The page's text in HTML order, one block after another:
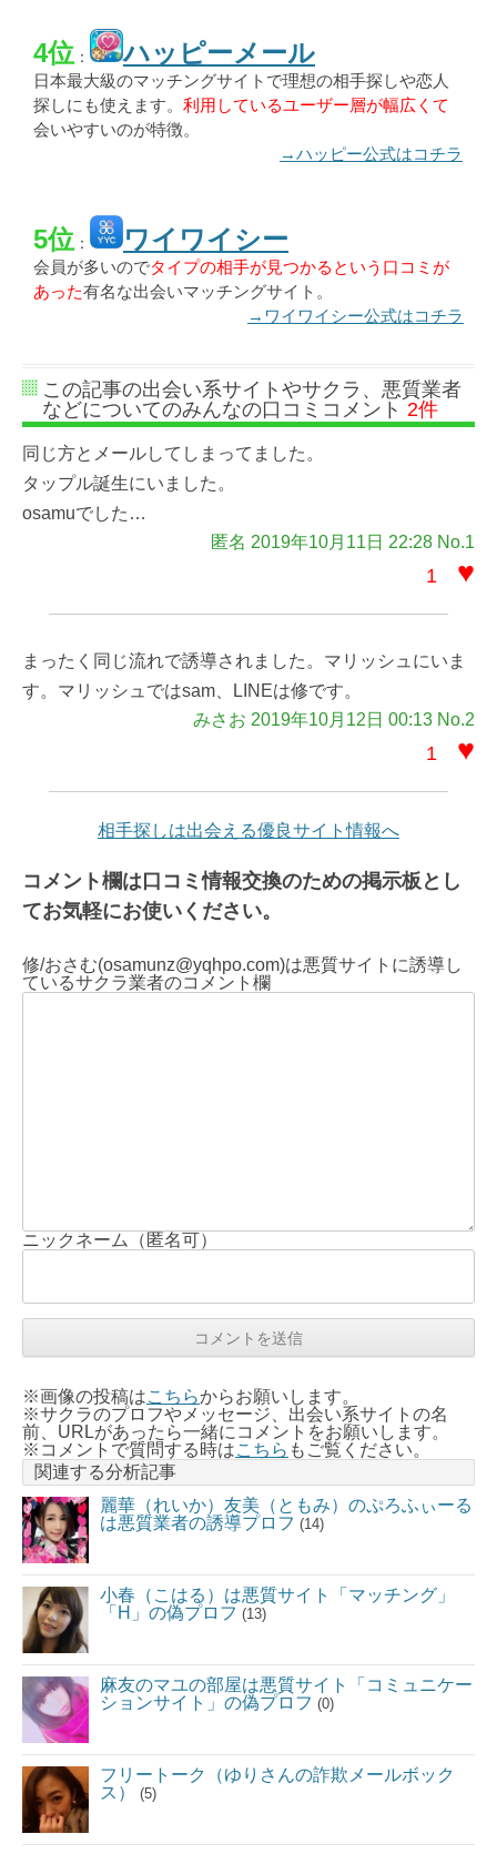
4位： ハッピーメール
日本最大級のマッチングサイトで理想の相手探しや恋人
探しにも使えます。 利用しているユーザー層が幅広くて
会いやすいのが特徴。
→ハッピー公式はコチラ
5位： ワイワイシー
会員が多いのでタイプの相手が見つかるという口コミが
あった有名な出会いマッチングサイト。
→ワイワイシー公式はコチラ
この記事の出会い系サイトやサクラ、悪質業者
などについてのみんなの口コミコメント 2件
同じ方とメールしてしまってました。
タップル誕生にいました。
osamuでした…
匿名 2019年10月11日 22:28 No.1
1 ♥
まったく同じ流れで誘導されました。マリッシュにいま
す。マリッシュではsam、LINEは修です。
みさお 2019年10月12日 00:13 No.2
1 ♥
相手探しは出会える優良サイト情報へ
コメント欄は口コミ情報交換のための掲示板とし
てお気軽にお使いください。
修/おさむ(osamunz@yqhpo.com)は悪質サイトに誘導し
ているサクラ業者のコメント欄
ニックネーム（匿名可）
※画像の投稿はこちらからお願いします。
※サクラのプロフやメッセージ、出会い系サイトの名
前、URLがあったら一緒にコメントをお願いします。
※コメントで質問する時はこちら もご覧ください。
関連する分析記事
麗華（れいか）友美（ともみ）のぷろふぃーる
は悪質業者の誘導プロフ (14)
小春（こはる）は悪質サイト「マッチング」
「H」の偽プロフ (13)
麻友のマユの部屋は悪質サイト「コミュニケー
ションサイト」の偽プロフ (0)
フリートーク（ゆりさんの詐欺メールボック
ス）
(5)